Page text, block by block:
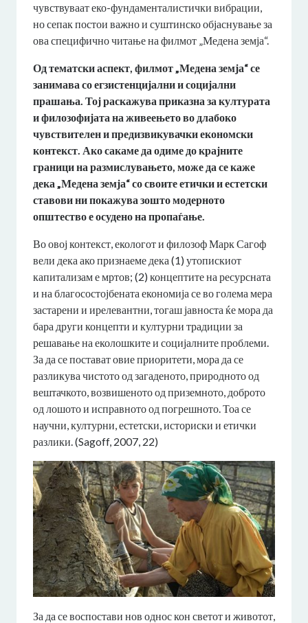
чувствуваат еко-фундаменталистички вибрации,
но сепак постои важно и суштинско објаснување за
ова специфично читање на филмот „Медена земја“.
Од тематски аспект, филмот „Медена земја“ се
занимава со егзистенцијални и социјални
прашања. Тој раскажува приказна за културата
и филозофијата на живеењето во длабоко
чувствителен и предизвикувачки економски
контекст. Ако сакаме да одиме до крајните
граници на размислувањето, може да се каже
дека „Медена земја“ со своите етички и естетски
ставови ни покажува зошто модерното
општество е осудено на пропаѓање.
Во овој контекст, екологот и филозоф Марк Сагоф
вели дека ако признаеме дека (1) утопискиот
капитализам е мртов; (2) концептите на ресурсната
и на благосостојбената економија се во голема мера
застарени и ирелевантни, тогаш јавноста ќе мора да
бара други концепти и културни традиции за
решавање на еколошките и социјалните проблеми.
За да се постават овие приоритети, мора да се
разликува чистото од загаденото, природното од
вештачкото, возвишеното од приземното, доброто
од лошото и исправното од погрешното. Тоа се
научни, културни, естетски, историски и етички
разлики. (Sagoff, 2007, 22)
За да се воспостави нов однос кон светот и животот,